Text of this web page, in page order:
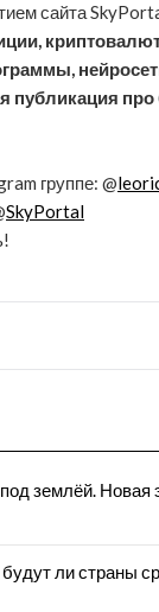
сайта
публикация про
группе: @
SkyPortal
землёй. Новая
ли страны